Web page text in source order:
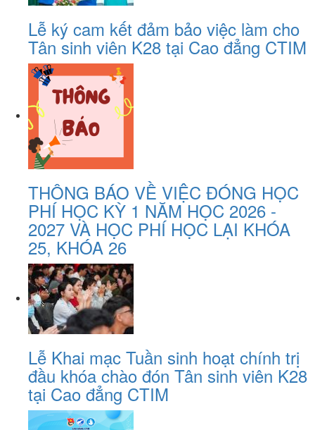
Lễ ký cam kết đảm bảo việc làm cho
Tân sinh viên K28 tại Cao đẳng CTIM
THÔNG BÁO VỀ VIỆC ĐÓNG HỌC
PHÍ HỌC KỲ 1 NĂM HỌC 2026 -
2027 VÀ HỌC PHÍ HỌC LẠI KHÓA
25, KHÓA 26
Lễ Khai mạc Tuần sinh hoạt chính trị
đầu khóa chào đón Tân sinh viên K28
tại Cao đẳng CTIM